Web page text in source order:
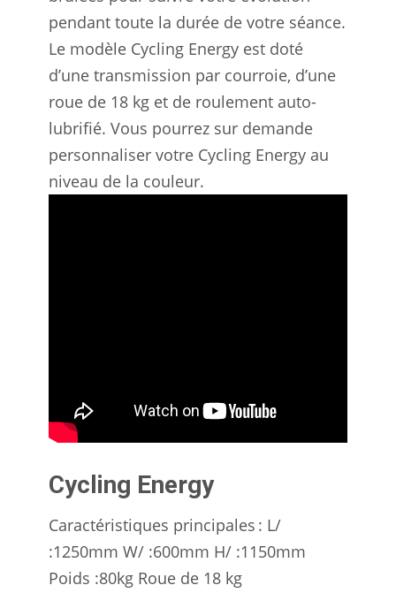
pendant toute la durée de votre séance.
Le modèle Cycling Energy est doté
d’une transmission par courroie, d’une
roue de 18 kg et de roulement auto-
lubrifié. Vous pourrez sur demande
personnaliser votre Cycling Energy au
niveau de la couleur.
Cycling Energy
Caractéristiques principales : L/
:1250mm W/ :600mm H/ :1150mm
Poids :80kg Roue de 18 kg